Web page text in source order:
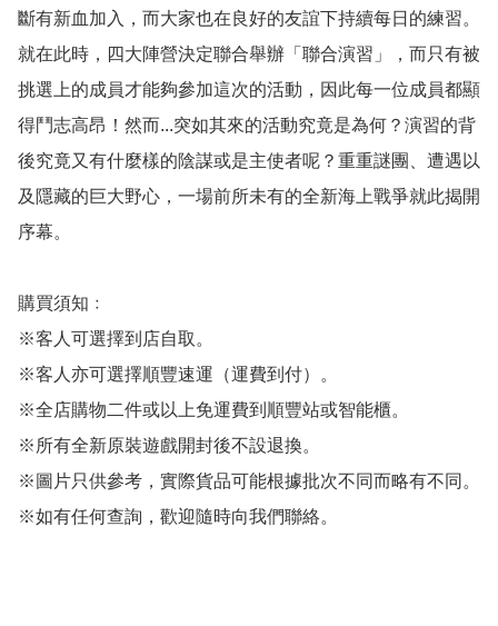
斷有新血加入，而大家也在良好的友誼下持續每日的練習。
就在此時，四大陣營決定聯合舉辦「聯合演習」，而只有被
挑選上的成員才能夠參加這次的活動，因此每一位成員都顯
得鬥志高昂！然而...突如其來的活動究竟是為何？演習的背
後究竟又有什麼樣的陰謀或是主使者呢？重重謎團、遭遇以
及隱藏的巨大野心，一場前所未有的全新海上戰爭就此揭開
序幕。
購買須知﹕
※客人可選擇到店自取。
※客人亦可選擇順豐速運（運費到付）。
※全店購物二件或以上免運費到順豐站或智能櫃。
※所有全新原裝遊戲開封後不設退換。
※圖片只供參考，實際貨品可能根據批次不同而略有不同。
※如有任何查詢，歡迎隨時向我們聯絡。